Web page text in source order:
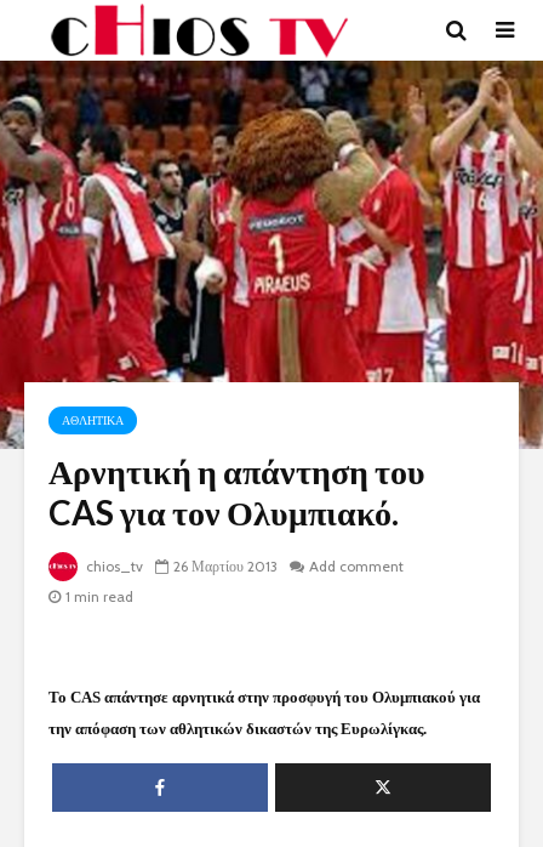
ΑΘΛΗΤΙΚΑ
Αρνητική η απάντηση του
CAS για τον Ολυμπιακό.
chios_tv 26 Μαρτίου 2013
Add comment
1 min read
Το CAS απάντησε αρνητικά στην προσφυγή του Ολυμπιακού για
την απόφαση των αθλητικών δικαστών της Ευρωλίγκας.